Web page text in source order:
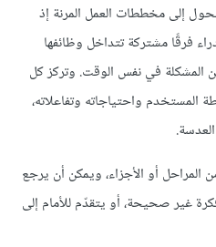
إلى مخططات العمل المرنة إذ
فرقًا مشتركة تتداخل وظائفها
المشكلة في نفس الوقت. وتركز كل
واحتياجاته وتفاعلاته،
المراحل أو الأجزاء، ويمكن أن يرجع
غير صحيحة، أو يتقدّم للأمام إلى